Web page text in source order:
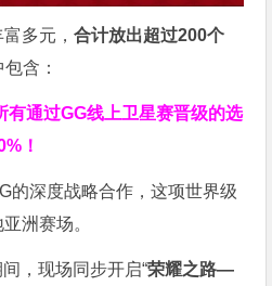
富多元，合计放出超过200个
含：
有通过GG线上卫星赛晋级的选
！
的深度战略合作，这项世界级
洲赛场。
，现场同步开启“荣耀之路—